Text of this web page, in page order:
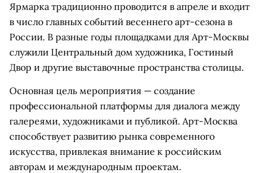
Ярмарка традиционно проводится в апреле и входит
в число главных событий весеннего арт-сезона в
России. В разные годы площадками для Арт-Москвы
служили Центральный дом художника, Гостиный
Двор и другие выставочные пространства столицы.
Основная цель мероприятия — создание
профессиональной платформы для диалога между
галереями, художниками и публикой. Арт-Москва
способствует развитию рынка современного
искусства, привлекая внимание к российским
авторам и международным проектам.